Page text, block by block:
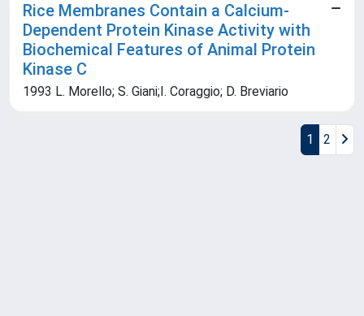
Rice Membranes Contain a Calcium-
Dependent Protein Kinase Activity with
Biochemical Features of Animal Protein
Kinase C
1993 L. Morello; S. Giani;I. Coraggio; D. Breviario
1 2